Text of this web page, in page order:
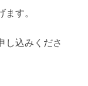
す。
し込みくださ